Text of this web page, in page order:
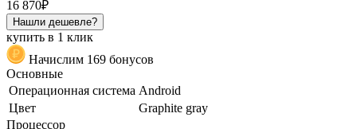
16 870₽
Нашли дешевле?
купить в 1 клик
Начислим 169 бонусов
Основные
Операционная система Android
Цвет
Graphite gray
Процессор